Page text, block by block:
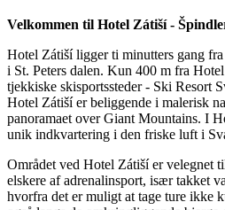
Velkommen til Hotel Zátiší -
Hotel Zátiší ligger ti minutters gang
i St. Peters dalen. Kun 400 m fra
tjekkiske skisportssteder - Ski Resort
Hotel Zátiší er beliggende i malerisk
panoramaet over Giant Mountains. I
unik indkvartering i den friske luft i
Området ved Hotel Zátiší er velegnet
elskere af adrenalinsport, især takket
hvorfra det er muligt at tage ture ikke